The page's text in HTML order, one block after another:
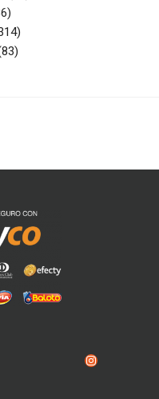
86
productos
314
productos
8383
Instagram